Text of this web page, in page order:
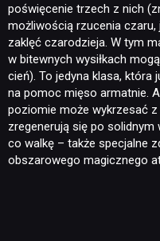
poświęcenie trzech z nich
możliwością rzucenia
zaklęć czarodzieja. W tym
w bitewnych wysiłkach
cień). To jedyna klasa,
na pomoc mięso armatnie.
poziomie może wykrzesać
zregenerują się po
co walkę – także specjalne
obszarowego magicznego